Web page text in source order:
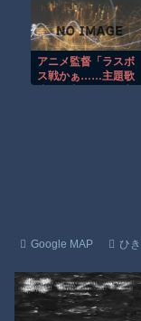
【動画】高速道路
子供向け漫画、謎
【朗報】大人気漫
出しフェラと騎乗位
の密会セックスｗ
アニメ監督「ラスボ
ス戦かぁ……主題歌
Google MAP ひ